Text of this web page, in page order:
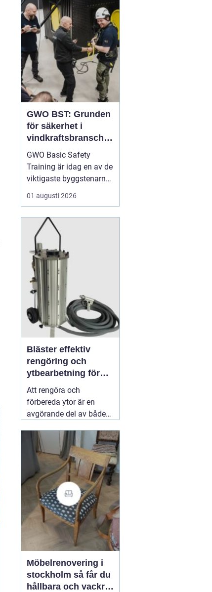
lösningar och hög
produktionssäkerhet ö...
GWO BST: Grunden
för säkerhet i
vindkraftsbransche
n
GWO Basic Safety
Training är idag en av de
viktigaste byggstenarna
för alla som vill arbeta
professionellt inom
skapar en gemensam
säkerhetsnivå i en
bransch där jobbet ofta
sker långt frå...
01 augusti 2026
Bläster effektiv
rengöring och
ytbearbetning för
proffs och
hantverkare
Att rengöra och
förbereda ytor är en
avgörande del av både
renovering. Färg, rost,
smuts och gamla
beläggningar gör att
material åldras snabbare
och försämrar
slutresultatet vid
målning eller annan
behandling. Här31 juli
Möbelrenovering i
stockholm så får du
hållbara och vackra